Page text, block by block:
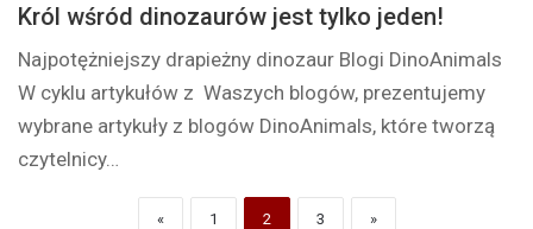
Król wśród dinozaurów jest tylko jeden!
Najpotężniejszy drapieżny dinozaur Blogi DinoAnimals
W cyklu artykułów z Waszych blogów, prezentujemy
wybrane artykuły z blogów DinoAnimals, które tworzą
czytelnicy…
« 1 2 3 »